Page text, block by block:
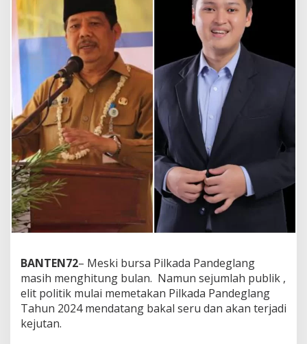
BANTEN72– Meski bursa Pilkada Pandeglang
masih menghitung bulan. Namun sejumlah publik ,
elit politik mulai memetakan Pilkada Pandeglang
Tahun 2024 mendatang bakal seru dan akan terjadi
kejutan.